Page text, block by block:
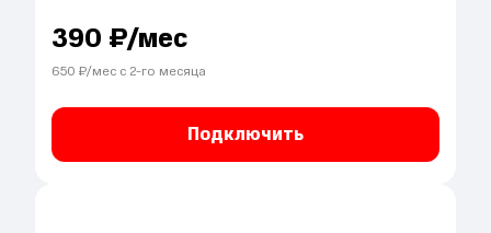
390 ₽/мес
650 ₽/мес с 2-го месяца
Подключить